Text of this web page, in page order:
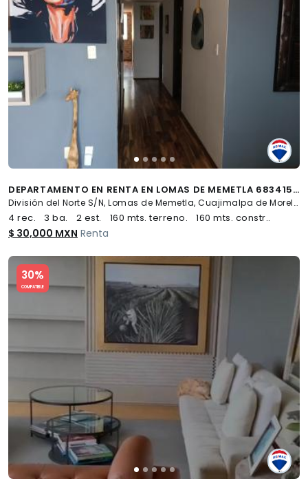
DEPARTAMENTO EN RENTA EN LOMAS DE MEMETLA 683415 - (34)
División del Norte S/N, Lomas de Memetla, Cuajimalpa de Morelos
4 rec. 3 ba. 2 est. 160 mts. terreno. 160 mts. constr..
$ 30,000 MXN Renta
30%
COMPATIBLE
Slide 1 of 5